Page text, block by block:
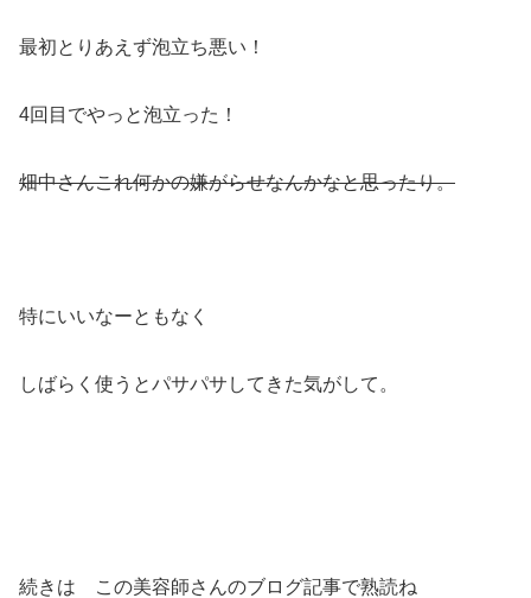
最初とりあえず泡立ち悪い！
4回目でやっと泡立った！
畑中さんこれ何かの嫌がらせなんかなと思ったり。
特にいいなーともなく
しばらく使うとパサパサしてきた気がして。
続きは この美容師さんのブログ記事で熟読ね